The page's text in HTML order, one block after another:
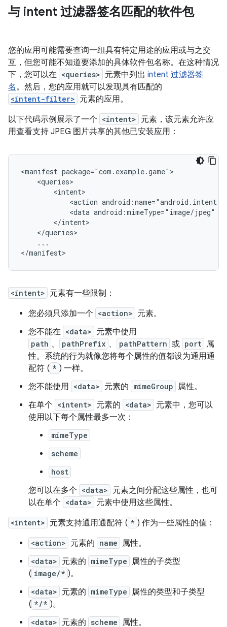
与 intent 过滤器签名匹配的软件包
您的应用可能需要查询一组具有特定用途的应用或与之交
互，但您可能不知道要添加的具体软件包名称。在这种情况
下，您可以在 <queries> 元素中列出 intent 过滤器签
名。然后，您的应用就可以发现具有匹配的
<intent-filter> 元素的应用。
以下代码示例展示了一个 <intent> 元素，该元素允许应
用查看支持 JPEG 图片共享的其他已安装应用：
<manifest
<action
<data android:mimeType="image/jpeg"
...
</manifest>
<intent> 元素有一些限制：
您必须只添加一个 <action> 元素。
您不能在 <data> 元素中使用
path 、 pathPrefix 、 pathPattern 或 port 属
性。系统的行为就像您将每个属性的值都设为通用通
配符 ( * ) 一样。
您不能使用 <data> 元素的 mimeGroup 属性。
在单个 <intent> 元素的 <data> 元素中，您可以
使用以下每个属性最多一次：
mimeType
scheme
host
您可以在多个 <data> 元素之间分配这些属性，也可
以在单个 <data> 元素中使用这些属性。
<intent> 元素支持通用通配符 ( * ) 作为一些属性的值：
<action> 元素的 name 属性。
<data> 元素的 mimeType 属性的子类型
( image/* )。
<data> 元素的 mimeType 属性的类型和子类型
( */* )。
<data> 元素的 scheme 属性。